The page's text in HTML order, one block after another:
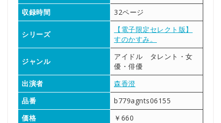
収録時間
32ページ
シリーズ
【電子限定セレクト版】
すのかすみ。
ジャンル
アイドル タレント・女
優・俳優
出演者
森香澄
品番
b779agnts06155
価格
￥660